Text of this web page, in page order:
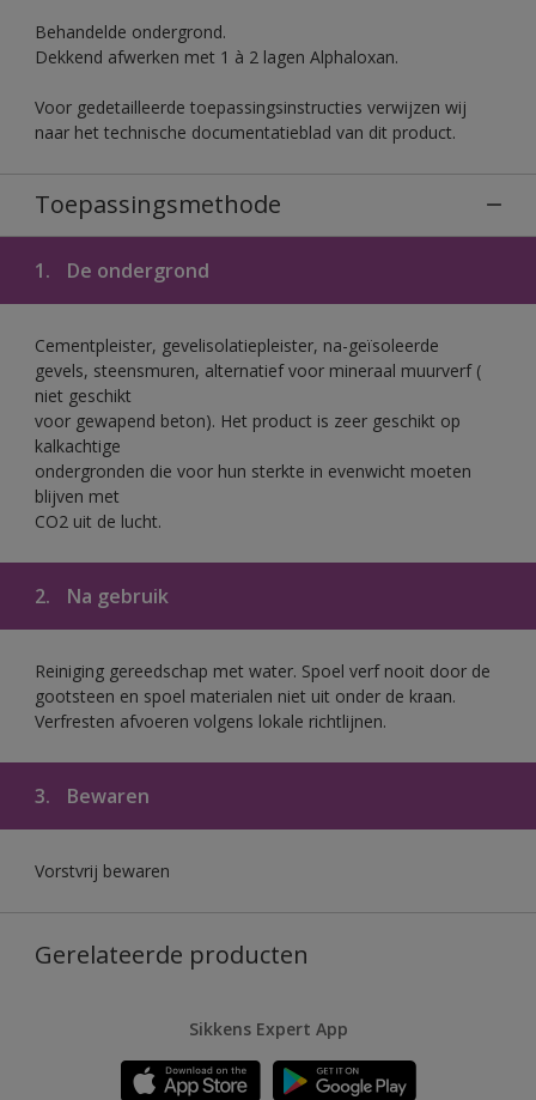
Behandelde ondergrond.
Dekkend afwerken met 1 à 2 lagen Alphaloxan.
Voor gedetailleerde toepassingsinstructies verwijzen wij
naar het technische documentatieblad van dit product.
Toepassingsmethode
1. De ondergrond
Cementpleister, gevelisolatiepleister, na-geïsoleerde
gevels, steensmuren, alternatief voor mineraal muurverf (
niet geschikt
voor gewapend beton). Het product is zeer geschikt op
kalkachtige
ondergronden die voor hun sterkte in evenwicht moeten
blijven met
CO2 uit de lucht.
2. Na gebruik
Reiniging gereedschap met water. Spoel verf nooit door de
gootsteen en spoel materialen niet uit onder de kraan.
Verfresten afvoeren volgens lokale richtlijnen.
3. Bewaren
Vorstvrij bewaren
Gerelateerde producten
Sikkens Expert App